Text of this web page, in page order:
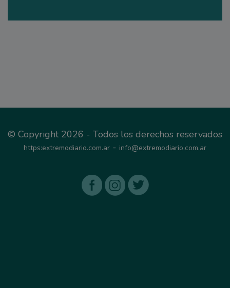
© Copyright 2026 - Todos los derechos reservados
https:extremodiario.com.ar - info@extremodiario.com.ar